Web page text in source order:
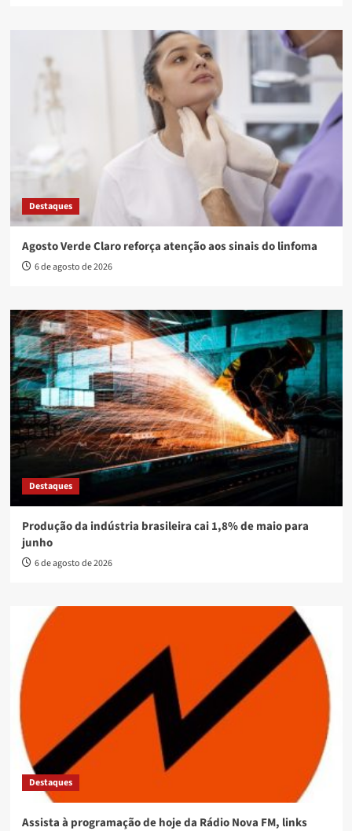
Destaques
Agosto Verde Claro reforça atenção aos sinais do linfoma
6 de agosto de 2026
Destaques
Produção da indústria brasileira cai 1,8% de maio para
junho
6 de agosto de 2026
Destaques
Assista à programação de hoje da Rádio Nova FM, links